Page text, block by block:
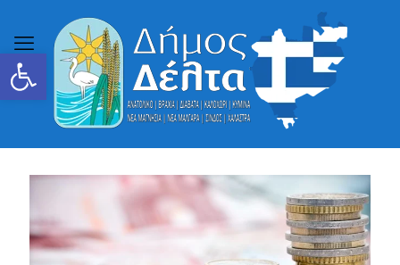
Ανοίξτε τη γραμμή εργαλείων